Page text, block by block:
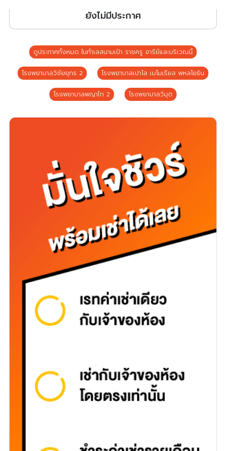
ยังไม่มีประกาศ
ดูประกาศทั้งหมด ในทำเลสนามเป้า ราชครู อารีย์และบริเวณนี้
โรงพยาบาลวิชัยยุทธ 2 โรงพยาบาลเปาโล เมโมเรียล พหลโยธิน
โรงพยาบาลพญาไท 2 โรงพยาบาลวิมุต